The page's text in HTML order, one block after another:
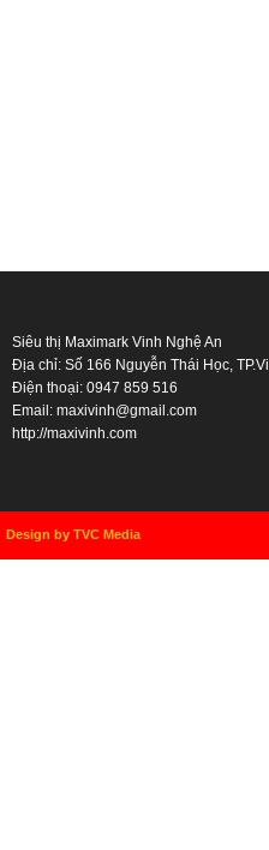
Siêu thị Maximark Vinh Nghệ An
Địa chỉ: Số 166 Nguyễn Thái Học,
Điện thoại: 0947 859 516
Email: maxivinh@gmail.com
http://maxivinh.com
Design by TVC Media